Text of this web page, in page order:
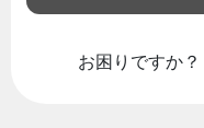
お困りですか？